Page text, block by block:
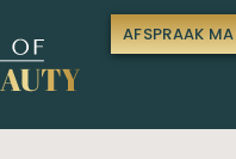
AFSPRAAK